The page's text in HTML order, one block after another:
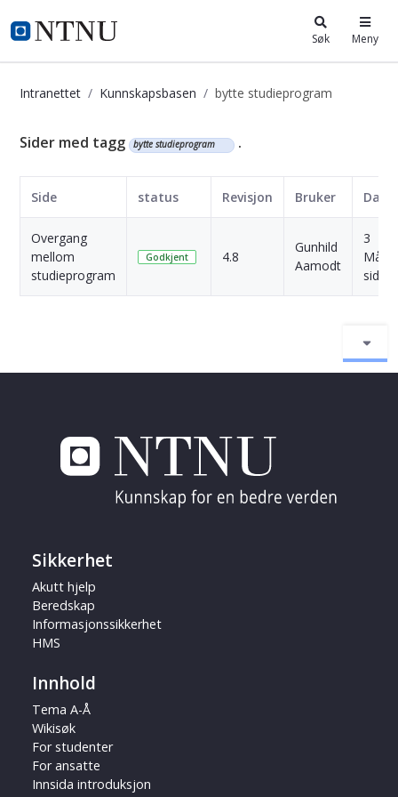
i.ntnu.no Søk Meny
Intranettet Kunnskapsbasen bytte studieprogram
Kunnskapsbasen
Sider med tagg bytte studieprogram .
Side status Revisjon Bruker Dato
Overgang
mellom
studieprogram
Godkjent 4.8
Gunhild
Aamodt
3
siden
Sikkerhet
Akutt hjelp
Beredskap
Informasjonssikkerhet
HMS
Innhold
Tema A-Å
Wikisøk
For studenter
For ansatte
Innsida introduksjon